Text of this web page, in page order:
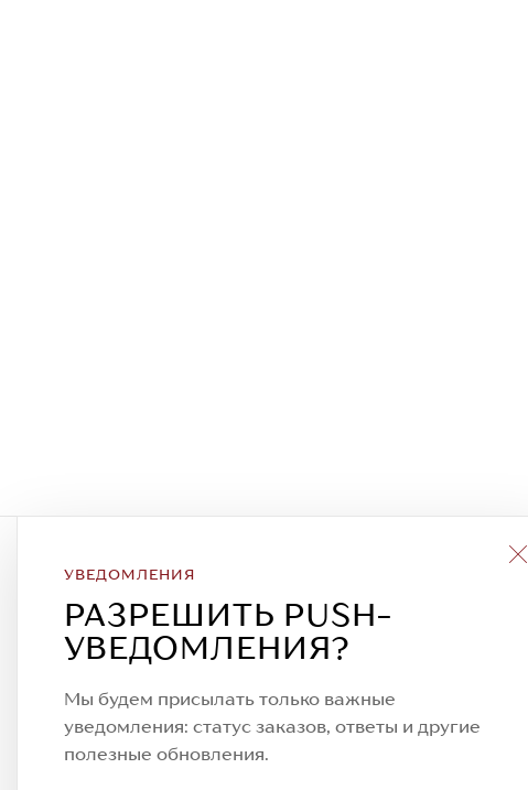
УВЕДОМЛЕНИЯ
РАЗРЕШИТЬ PUSH-
УВЕДОМЛЕНИЯ?
Мы будем присылать только важные
уведомления: статус заказов, ответы и другие
полезные обновления.
Подписаться на рассылку
Всегда будьте в курсе новых акций и
спецпредложений!